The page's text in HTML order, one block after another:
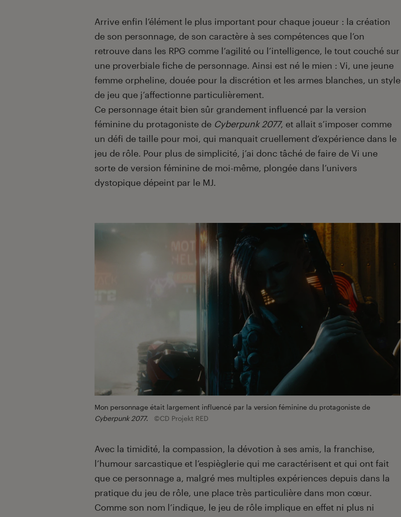
Arrive enfin l’élément le plus important pour chaque joueur : la création
de son personnage, de son caractère à ses compétences que l’on
retrouve dans les RPG comme l’agilité ou l’intelligence, le tout couché sur
une proverbiale fiche de personnage. Ainsi est né le mien : Vi, une jeune
femme orpheline, douée pour la discrétion et les armes blanches, un style
de jeu que j’affectionne particulièrement.
Ce personnage était bien sûr grandement influencé par la version
féminine du protagoniste de Cyberpunk 2077, et allait s’imposer comme
un défi de taille pour moi, qui manquait cruellement d’expérience dans le
jeu de rôle. Pour plus de simplicité, j’ai donc tâché de faire de Vi une
sorte de version féminine de moi-même, plongée dans l’univers
dystopique dépeint par le MJ.
Mon personnage était largement influencé par la version féminine du protagoniste de
Cyberpunk 2077. ©CD Projekt RED
Avec la timidité, la compassion, la dévotion à ses amis, la franchise,
l’humour sarcastique et l’espièglerie qui me caractérisent et qui ont fait
que ce personnage a, malgré mes multiples expériences depuis dans la
pratique du jeu de rôle, une place très particulière dans mon cœur.
Comme son nom l’indique, le jeu de rôle implique en effet ni plus ni